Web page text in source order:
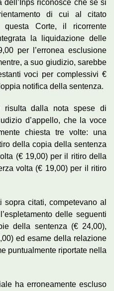
dell’Inps riconosce che se si
di cui al citato
Corte, il ricorrente
la liquidazione delle
per l’erronea esclusione
a suo giudizio, sarebbe
voci per complessivi €
notifica della sentenza.
risulta dalla nota spese di
d’appello, che la voce
chiesta tre volte: una
della copia della sentenza
(€ 19,00) per il ritiro della
volta (€ 19,00) per il ritiro
sopra citati, competevano al
delle seguenti
della sentenza (€ 24,00),
ed esame della relazione
puntualmente riportate nella
ha erroneamente escluso